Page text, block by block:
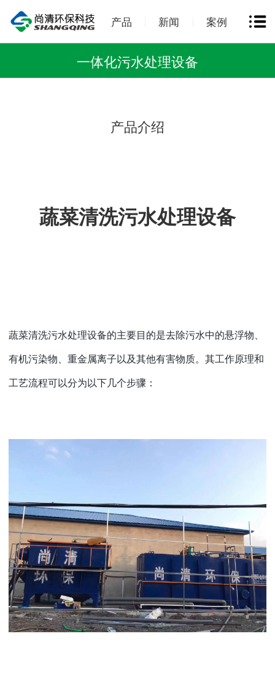
产品 新闻 案例
一体化污水处理设备
产品介绍
蔬菜清洗污水处理设备
蔬菜清洗污水处理设备的主要目的是去除污水中的悬浮物、
有机污染物、重金属离子以及其他有害物质。其工作原理和
工艺流程可以分为以下几个步骤：